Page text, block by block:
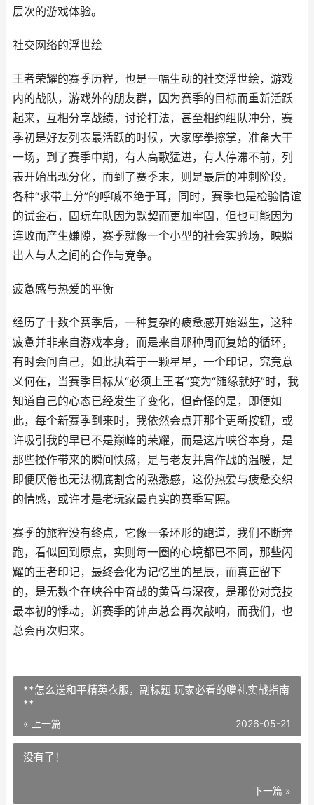
层次的游戏体验。
社交网络的浮世绘
王者荣耀的赛季历程，也是一幅生动的社交浮世绘，游戏
内的战队，游戏外的朋友群，因为赛季的目标而重新活跃
起来，互相分享战绩，讨论打法，甚至相约组队冲分，赛
季初是好友列表最活跃的时候，大家摩拳擦掌，准备大干
一场，到了赛季中期，有人高歌猛进，有人停滞不前，列
表开始出现分化，而到了赛季末，则是最后的冲刺阶段，
各种“求带上分”的呼喊不绝于耳，同时，赛季也是检验情谊
的试金石，固玩车队因为默契而更加牢固，但也可能因为
连败而产生嫌隙，赛季就像一个小型的社会实验场，映照
出人与人之间的合作与竞争。
疲惫感与热爱的平衡
经历了十数个赛季后，一种复杂的疲惫感开始滋生，这种
疲惫并非来自游戏本身，而是来自那种周而复始的循环，
有时会问自己，如此执着于一颗星星，一个印记，究竟意
义何在，当赛季目标从“必须上王者”变为“随缘就好”时，我
知道自己的心态已经发生了变化，但奇怪的是，即便如
此，每个新赛季到来时，我依然会点开那个更新按钮，或
许吸引我的早已不是巅峰的荣耀，而是这片峡谷本身，是
那些操作带来的瞬间快感，是与老友并肩作战的温暖，是
即便厌倦也无法彻底割舍的熟悉感，这份热爱与疲惫交织
的情感，或许才是老玩家最真实的赛季写照。
赛季的旅程没有终点，它像一条环形的跑道，我们不断奔
跑，看似回到原点，实则每一圈的心境都已不同，那些闪
耀的王者印记，最终会化为记忆里的星辰，而真正留下
的，是无数个在峡谷中奋战的黄昏与深夜，是那份对竞技
最本初的悸动，新赛季的钟声总会再次敲响，而我们，也
总会再次归来。
**怎么送和平精英衣服，副标题 玩家必看的赠礼实战指南
**
« 上一篇 2026-05-21
没有了！
下一篇 »